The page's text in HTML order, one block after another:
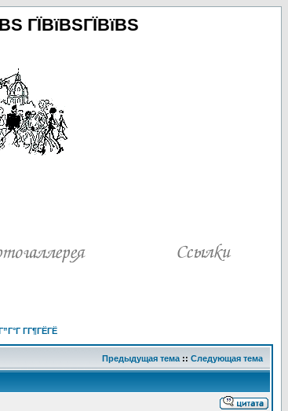
ГЇВїВЅГЇВїВЅ
Г­Г¶ГЁГЁ
Предыдущая тема :: Следующая тема